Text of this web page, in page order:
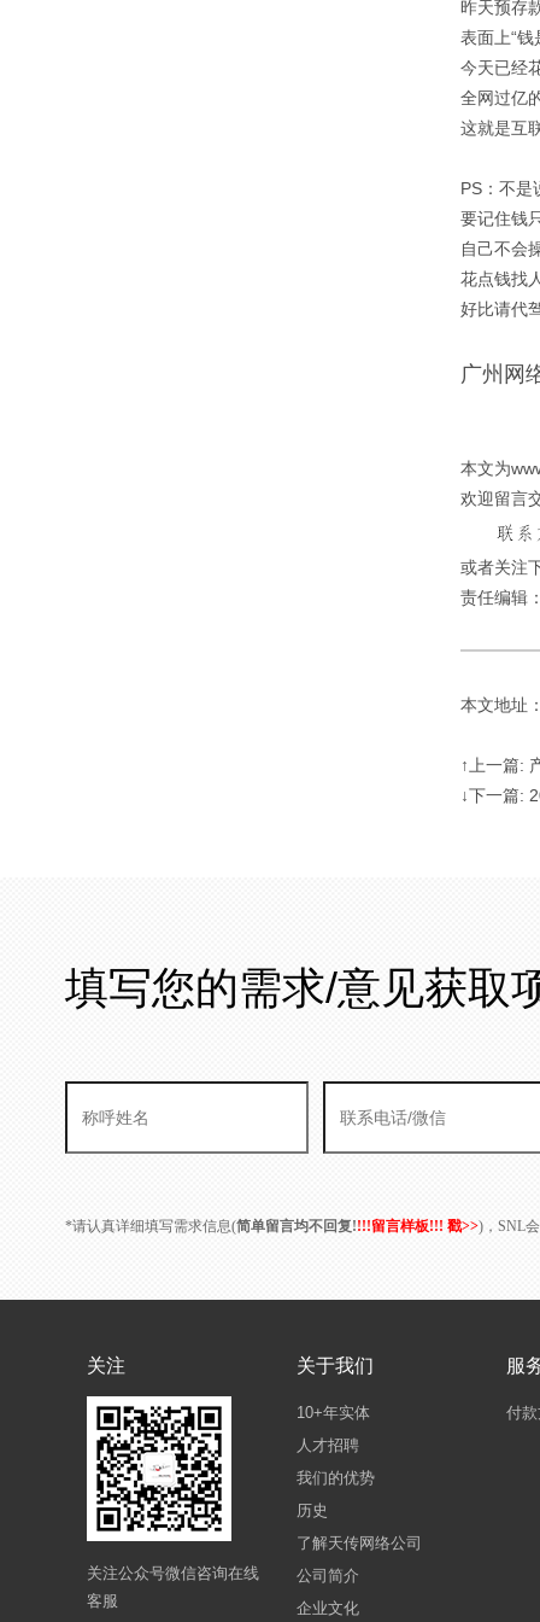
昨天预存
表面上“
今天已经
全网过亿
这就是互
PS：不是
要记住钱
自己不会
花点钱找
好比请代
广州网
本文为
欢迎留言
或者关注
责任编辑
本文地址
↑上一篇:
↓下一篇:
填写您的需求/意见获取
*请认真详细填写需求信息(简单留言均不回复!!!!留言样板!!! 戳>>)，SNL
关注
关注公众号微信咨询在线
客服
关于我们
10+年实体
人才招聘
我们的优势
历史
了解天传网络公司
公司简介
企业文化
服
付